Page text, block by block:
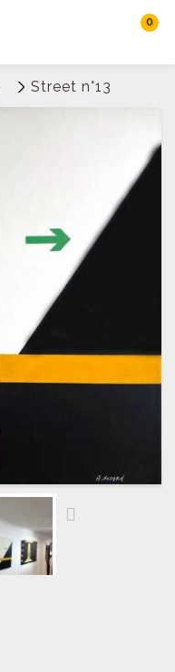
0
Connexion
Street n°13